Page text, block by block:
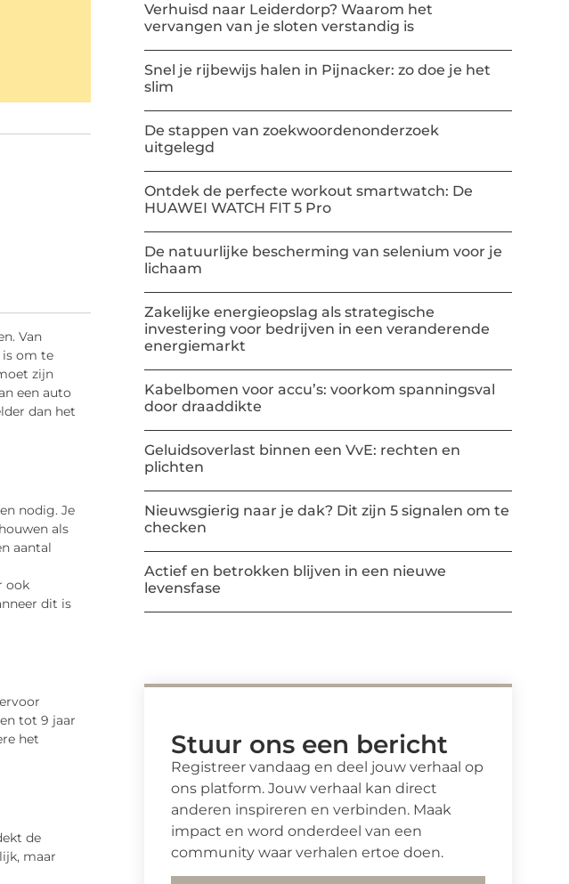
Van
is om te
zijn
een auto
dan het
nodig. Je
als
aantal
ook
dit is
tot 9 jaar
het
de
maar
Verhuisd naar Leiderdorp? Waarom het
vervangen van je sloten verstandig is
Snel je rijbewijs halen in Pijnacker: zo doe je het
slim
De stappen van zoekwoordenonderzoek
uitgelegd
Ontdek de perfecte workout smartwatch: De
HUAWEI WATCH FIT 5 Pro
De natuurlijke bescherming van selenium voor je
lichaam
Zakelijke energieopslag als strategische
investering voor bedrijven in een veranderende
energiemarkt
Kabelbomen voor accu’s: voorkom spanningsval
door draaddikte
Geluidsoverlast binnen een VvE: rechten en
plichten
Nieuwsgierig naar je dak? Dit zijn 5 signalen om te
checken
Actief en betrokken blijven in een nieuwe
levensfase
Stuur ons een bericht
Registreer vandaag en deel jouw verhaal op
ons platform. Jouw verhaal kan direct
anderen inspireren en verbinden. Maak
impact en word onderdeel van een
community waar verhalen ertoe doen.